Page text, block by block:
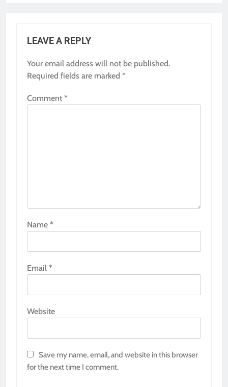
LEAVE A REPLY
Your email address will not be published.
Required fields are marked *
Comment *
Name *
Email *
Website
Save my name, email, and website in this browser
for the next time I comment.